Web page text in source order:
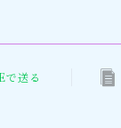
送る